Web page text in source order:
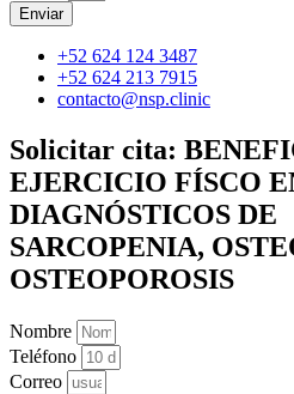
Enviar
+52 624 124 3487
+52 624 213 7915
contacto@nsp.clinic
Solicitar cita:
EJERCICIO FÍSCO
DIAGNÓSTICOS DE
SARCOPENIA,
OSTEOPOROSIS
Nombre
Teléfono
Correo